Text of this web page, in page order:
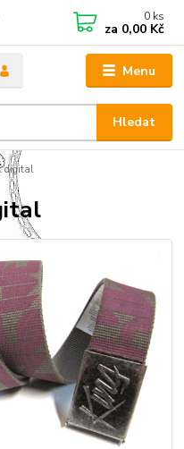
Menu
Hledat
0 ks
za 0,00 Kč
digital